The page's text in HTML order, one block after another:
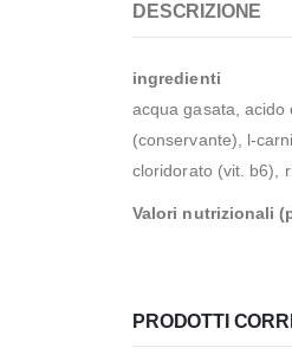
DESCRIZIONE
ingredienti
acqua gasata, acido
(conservante), l-
cloridorato (vit. b6),
Valori nutrizionali
PRODOTTI